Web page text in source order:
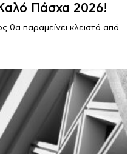
Πάσχα 2026!
θα παραμείνει κλειστό από